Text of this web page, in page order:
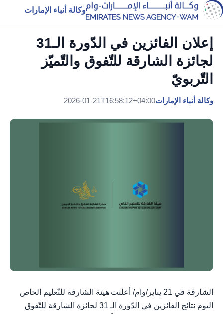
وكالة أنباء الإمارات
إعلان الفائزين في الدّورة الـ31
لجائزة الشارقة للتّفوق والتّميّز
التّربويّ
وكالة أنباء الإمارات2026-01-21T16:58:12+04:00
الشارقة في 21 يناير/وام/ أعلنت هيئة الشارقة للتّعليم الخاص
اليوم نتائج الفائزين في الدّورة الـ 31 لجائزة الشارقة للتّفوق